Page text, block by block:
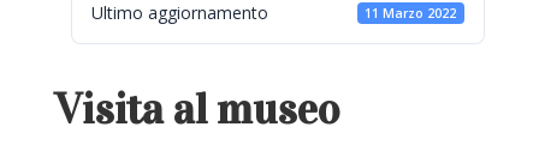
Ultimo aggiornamento 11 Marzo 2022
Visita al museo